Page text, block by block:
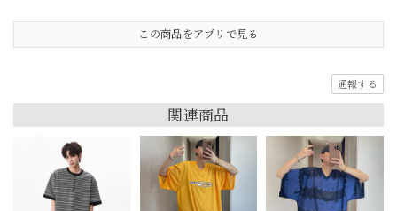
この商品をアプリで見る
通報する
関連商品